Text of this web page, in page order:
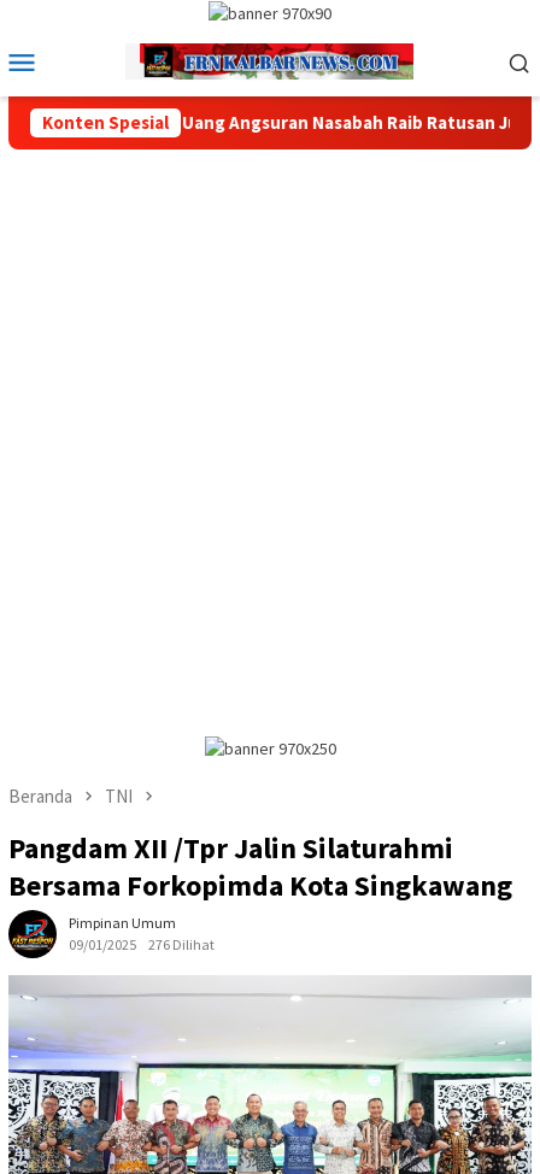
konten
Mobile
Konten Spesial
di KSP, Uang Angsuran Nasabah Raib Ratusan Juta Rupiah
Beranda TNI
Pangdam XII /Tpr Jalin Silaturahmi
Bersama Forkopimda Kota Singkawang
Pimpinan Umum
09/01/2025
276 Dilihat